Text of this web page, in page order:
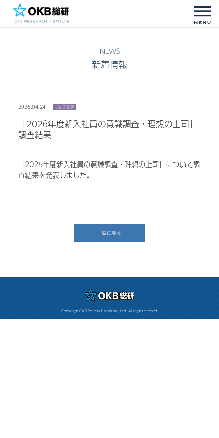
新着情報
2026.04.24 プレス発表
「2026年度新入社員の意識調査・理想の上司」
調査結果
「2025年度新入社員の意識調査・理想の上司」について調
査結果を発表しました。
一覧に戻る
Copyright OKB Research Institute, Ltd. All right reserved.